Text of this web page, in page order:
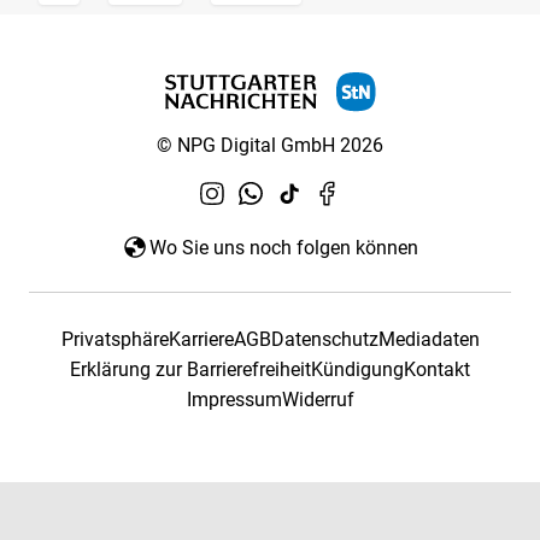
© NPG Digital GmbH 2026
Wo Sie uns noch folgen können
PrivatsphäreKarriereAGBDatenschutzMediadaten
Erklärung zur BarrierefreiheitKündigungKontakt
ImpressumWiderruf